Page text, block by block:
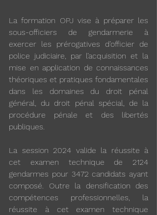
La formation OPJ vise à préparer les
sous-officiers de gendarmerie à
exercer les prérogatives d’officier de
police judiciaire, par l’acquisition et la
mise en application de connaissances
théoriques et pratiques fondamentales
dans les domaines du droit pénal
général, du droit pénal spécial, de la
procédure pénale et des libertés
publiques.
La session 2024 valide la réussite à
cet examen technique de 2124
gendarmes pour 3472 candidats ayant
composé. Outre la densification des
compétences professionnelles, la
réussite à cet examen technique